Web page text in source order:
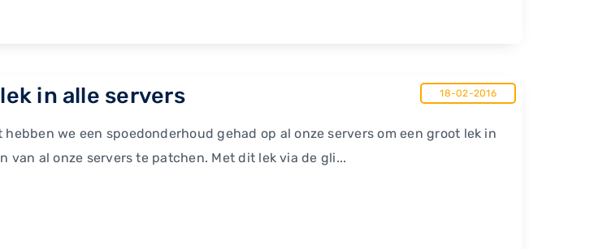
in alle servers 18-02-2016
we een spoedonderhoud gehad op al onze servers om een groot lek in
van al onze servers te patchen. Met dit lek via de gli...